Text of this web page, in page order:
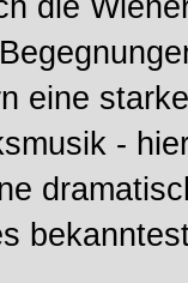
- Tipp!
die
eine
-